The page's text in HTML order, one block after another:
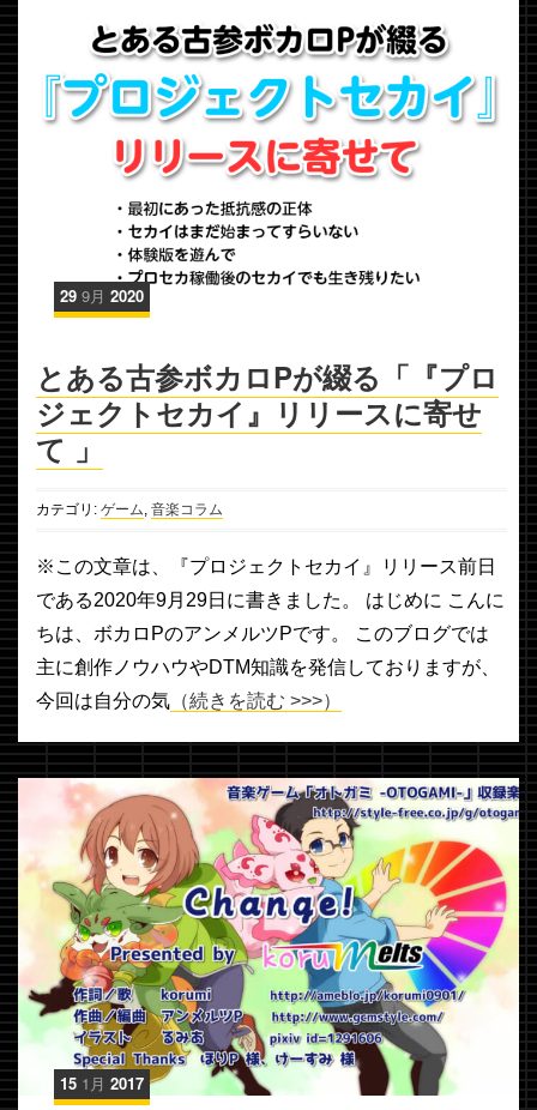
29 9月 2020
とある古参ボカロPが綴る「『プロ
ジェクトセカイ』リリースに寄せ
て 」
カテゴリ: ゲーム, 音楽コラム
※この文章は、『プロジェクトセカイ』リリース前日
である2020年9月29日に書きました。 はじめに こんに
ちは、ボカロPのアンメルツPです。 このブログでは
主に創作ノウハウやDTM知識を発信しておりますが、
今回は自分の気 （続きを読む >>>）
15 1月 2017